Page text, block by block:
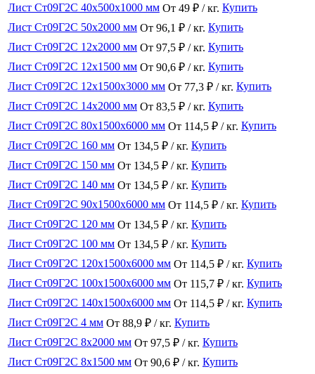
Лист Ст09Г2С 40x500x1000 мм От 49 ₽ / кг. Купить
Лист Ст09Г2С 50x2000 мм От 96,1 ₽ / кг. Купить
Лист Ст09Г2С 12x2000 мм От 97,5 ₽ / кг. Купить
Лист Ст09Г2С 12x1500 мм От 90,6 ₽ / кг. Купить
Лист Ст09Г2С 12x1500x3000 мм От 77,3 ₽ / кг. Купить
Лист Ст09Г2С 14x2000 мм От 83,5 ₽ / кг. Купить
Лист Ст09Г2С 80x1500x6000 мм От 114,5 ₽ / кг. Купить
Лист Ст09Г2С 160 мм От 134,5 ₽ / кг. Купить
Лист Ст09Г2С 150 мм От 134,5 ₽ / кг. Купить
Лист Ст09Г2С 140 мм От 134,5 ₽ / кг. Купить
Лист Ст09Г2С 90x1500x6000 мм От 114,5 ₽ / кг. Купить
Лист Ст09Г2С 120 мм От 134,5 ₽ / кг. Купить
Лист Ст09Г2С 100 мм От 134,5 ₽ / кг. Купить
Лист Ст09Г2С 120x1500x6000 мм От 114,5 ₽ / кг. Купить
Лист Ст09Г2С 100x1500x6000 мм От 115,7 ₽ / кг. Купить
Лист Ст09Г2С 140x1500x6000 мм От 114,5 ₽ / кг. Купить
Лист Ст09Г2С 4 мм От 88,9 ₽ / кг. Купить
Лист Ст09Г2С 8x2000 мм От 97,5 ₽ / кг. Купить
Лист Ст09Г2С 8x1500 мм От 90,6 ₽ / кг. Купить